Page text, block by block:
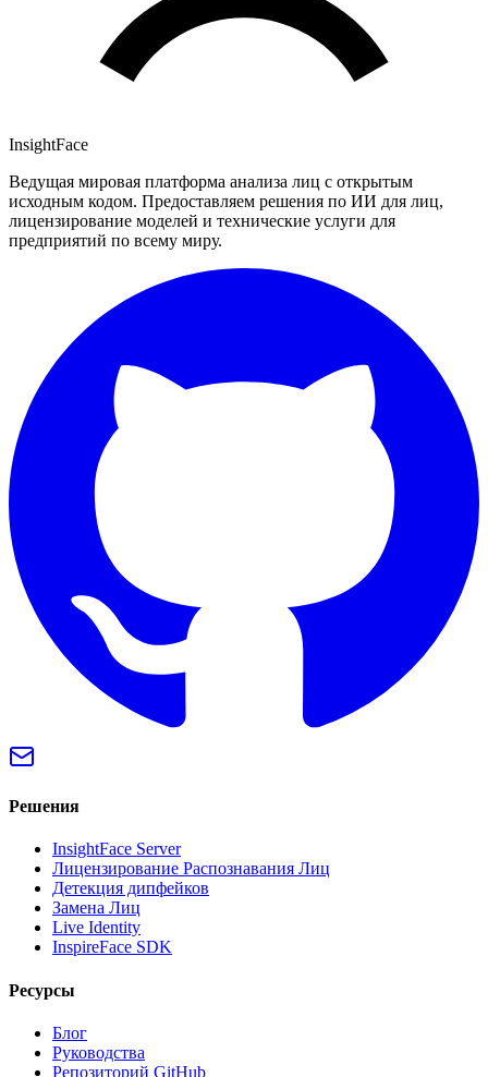
InsightFace
Ведущая мировая платформа анализа лиц с открытым
исходным кодом. Предоставляем решения по ИИ для лиц,
лицензирование моделей и технические услуги для
предприятий по всему миру.
Решения
InsightFace Server
Лицензирование Распознавания Лиц
Детекция дипфейков
Замена Лиц
Live Identity
InspireFace SDK
Ресурсы
Блог
Руководства
Репозиторий GitHub